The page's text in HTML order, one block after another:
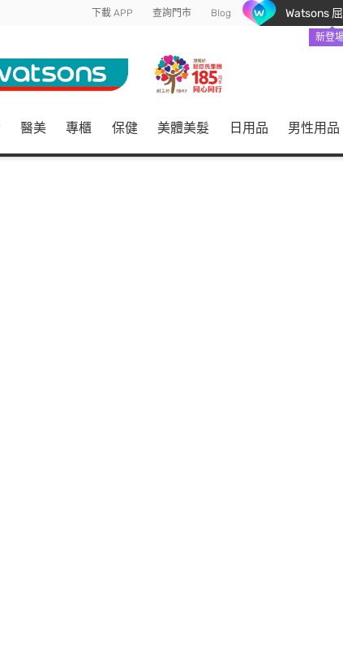
下載 APP 查詢門市 Blog Watsons
新登
醫美 專櫃 保健 美體美髮 日用品 男性用品